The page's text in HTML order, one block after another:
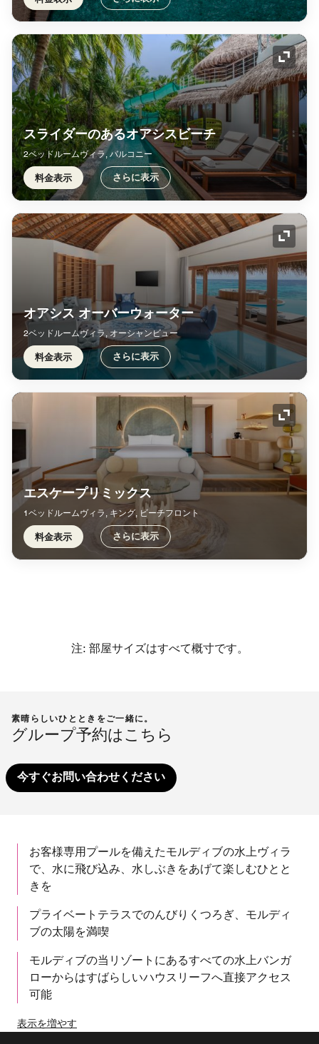
アイ
スライダーのあるオアシスビーチ
2ベッドルームヴィラ, バルコニー
料金表示 さらに表示
アイ
オアシス オーバーウォーター
2ベッドルームヴィラ, オーシャンビュー
料金表示 さらに表示
アイ
エスケープリミックス
1ベッドルームヴィラ, キング, ビーチフロント
料金表示 さらに表示
注: 部屋サイズはすべて概寸です。
素晴らしいひとときをご一緒に。
グループ予約はこちら
今すぐお問い合わせください
お客様専用プールを備えたモルディブの水上ヴィラ
で、水に飛び込み、水しぶきをあげて楽しむひとと
きを
プライベートテラスでのんびりくつろぎ、モルディ
ブの太陽を満喫
モルディブの当リゾートにあるすべての水上バンガ
ローからはすばらしいハウスリーフへ直接アクセス
可能
表示を増やす